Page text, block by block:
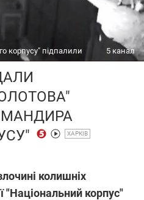
корпусу" підпалили 5 канал
ХАРКІВ
колишніх
"Національний корпус"